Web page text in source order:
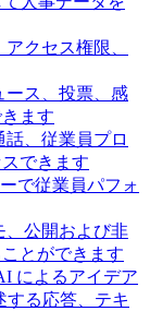
クセス権限、
ース、投票、感
ます
、従業員プロ
できます
で従業員パフォ
、公開および非
とができます
によるアイデア
る応答、テキ